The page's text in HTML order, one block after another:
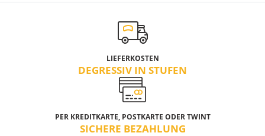
LIEFERKOSTEN
DEGRESSIV IN STUFEN
PER KREDITKARTE, POSTKARTE ODER TWINT
SICHERE BEZAHLUNG